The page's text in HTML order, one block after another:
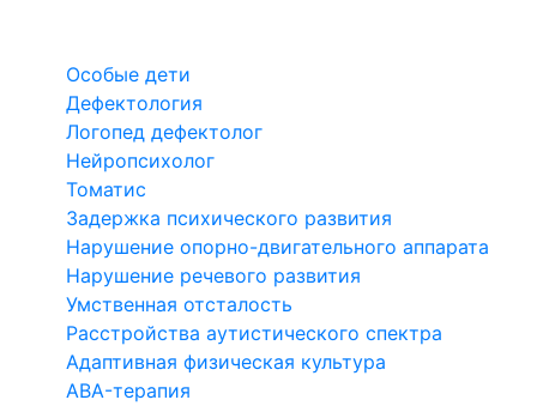
Особые дети
Дефектология
Логопед дефектолог
Нейропсихолог
Томатис
Задержка психического развития
Нарушение опорно-двигательного аппарата
Нарушение речевого развития
Умственная отсталость
Расстройства аутистического спектра
Адаптивная физическая культура
ABA-терапия